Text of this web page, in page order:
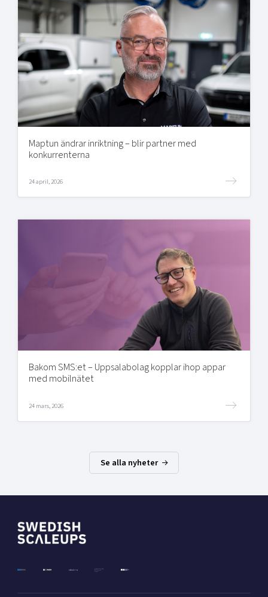
Maptun ändrar inriktning – blir partner med
konkurrenterna
24 april, 2026
Bakom SMS:et – Uppsalabolag kopplar ihop appar
med mobilnätet
24 mars, 2026
Se alla nyheter